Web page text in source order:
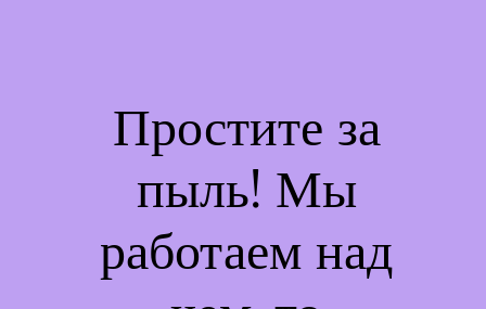
Простите за
пыль! Мы
работаем над